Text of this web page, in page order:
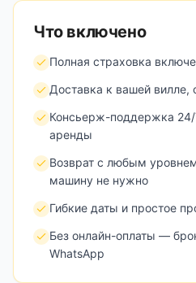
Что включено
Полная страховка
Доставка к вашей вилле,
Консьерж-поддержка
аренды
Возврат с любым
машину не нужно
Гибкие даты и простое
Без онлайн-оплаты —
WhatsApp